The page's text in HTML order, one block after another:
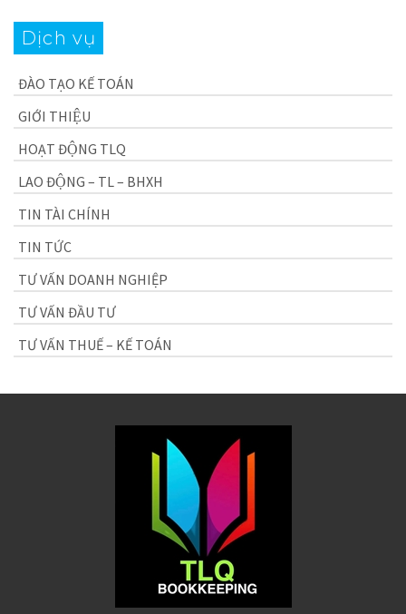
Dịch vụ
ĐÀO TẠO KẾ TOÁN
GIỚI THIỆU
HOẠT ĐỘNG TLQ
LAO ĐỘNG – TL – BHXH
TIN TÀI CHÍNH
TIN TỨC
TƯ VẤN DOANH NGHIỆP
TƯ VẤN ĐẦU TƯ
TƯ VẤN THUẾ – KẾ TOÁN